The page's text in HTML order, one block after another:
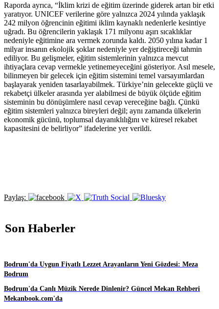
Raporda ayrıca, “İklim krizi de eğitim üzerinde giderek artan bir etki
yaratıyor. UNICEF verilerine göre yalnızca 2024 yılında yaklaşık
242 milyon öğrencinin eğitimi iklim kaynaklı nedenlerle kesintiye
uğradı. Bu öğrencilerin yaklaşık 171 milyonu aşırı sıcaklıklar
nedeniyle eğitimine ara vermek zorunda kaldı. 2050 yılına kadar 1
milyar insanın ekolojik şoklar nedeniyle yer değiştireceği tahmin
ediliyor. Bu gelişmeler, eğitim sistemlerinin yalnızca mevcut
ihtiyaçlara cevap vermekle yetinemeyeceğini gösteriyor. Asıl mesele,
bilinmeyen bir gelecek için eğitim sistemini temel varsayımlardan
başlayarak yeniden tasarlayabilmek. Türkiye’nin gelecekte güçlü ve
rekabetçi ülkeler arasında yer alabilmesi de büyük ölçüde eğitim
sisteminin bu dönüşümlere nasıl cevap vereceğine bağlı. Çünkü
eğitim sistemleri yalnızca bireyleri değil; aynı zamanda ülkelerin
ekonomik gücünü, toplumsal dayanıklılığını ve küresel rekabet
kapasitesini de belirliyor” ifadelerine yer verildi.
Paylaş:
Son Haberler
Bodrum'da Uygun Fiyatlı Lezzet Arayanların Yeni Gözdesi: Meza
Bodrum
Bodrum'da Canlı Müzik Nerede Dinlenir? Güncel Mekan Rehberi
Mekanbook.com'da